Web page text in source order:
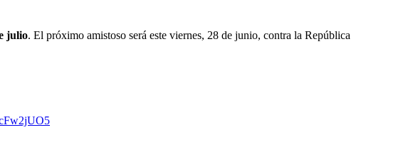
julio. El próximo amistoso será este viernes, 28 de junio, contra la República